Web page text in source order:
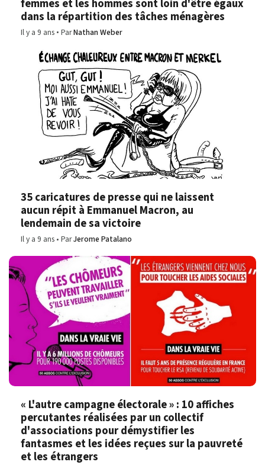
femmes et les hommes sont loin d'être égaux
dans la répartition des tâches ménagères
Il y a 9 ans ParNathan Weber
35 caricatures de presse qui ne laissent
aucun répit à Emmanuel Macron, au
lendemain de sa victoire
Il y a 9 ans ParJerome Patalano
« L'autre campagne électorale » : 10 affiches
percutantes réalisées par un collectif
d'associations pour démystifier les
fantasmes et les idées reçues sur la pauvreté
et les étrangers